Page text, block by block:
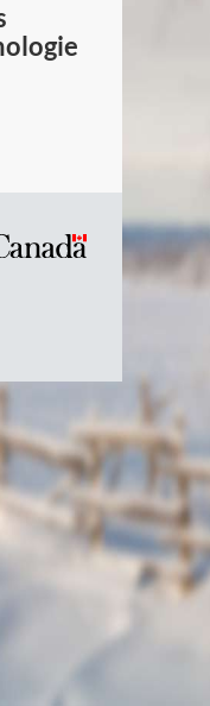
Symbole
Canada